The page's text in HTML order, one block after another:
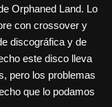
Orphaned Land. Lo
con crossover y
discográfica y de
este disco lleva
pero los problemas
que lo podamos